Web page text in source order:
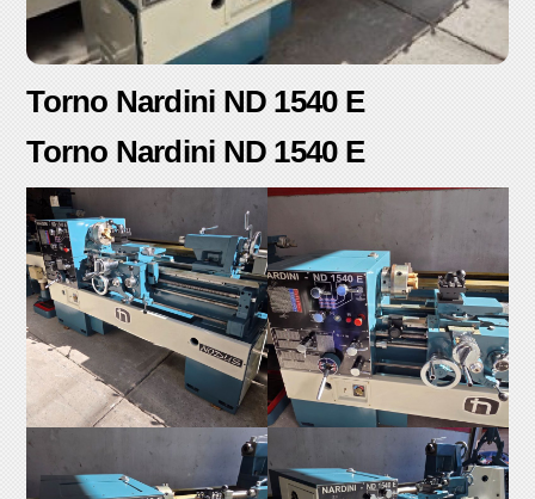
Torno Nardini ND 1540 E
Torno Nardini ND 1540 E